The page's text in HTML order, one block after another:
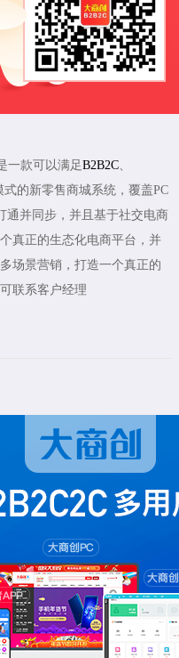
一款可以满足B2B2C
式的新零售商城系统，覆盖PC
通并同步，并且基于社交电商
真正的生态化电商平台，并
场景营销，打造一个真正的
联系客户经理